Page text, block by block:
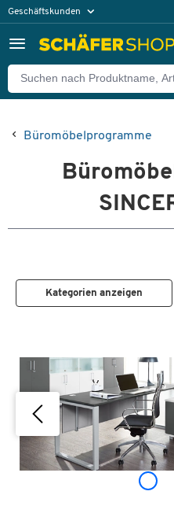
Geschäftskunden
Büromöbelprogramme
Kategorien anzeigen